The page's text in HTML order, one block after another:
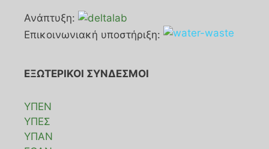
Ανάπτυξη:
Επικοινωνιακή υποστήριξη:
ΕΞΩΤΕΡΙΚΟΙ ΣΥΝΔΕΣΜΟΙ
ΥΠΕΝ
ΥΠΕΣ
ΥΠΑΝ